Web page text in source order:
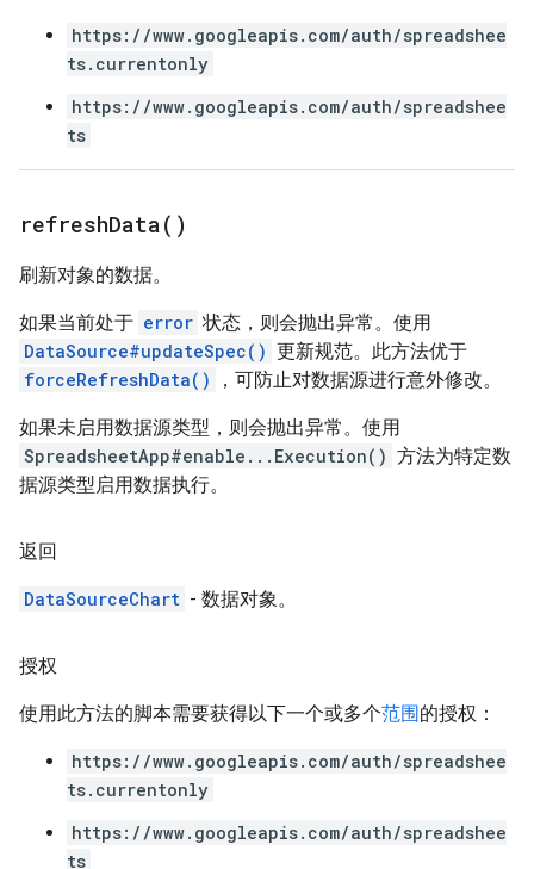
https://www.googleapis.com/auth/spreadshee
ts.currentonly
https://www.googleapis.com/auth/spreadshee
ts
refreshData( )
刷新对象的数据。
如果当前处于 error 状态，则会抛出异常。使用
DataSource#updateSpec() 更新规范。此方法优于
forceRefreshData()
，可防止对数据源进行意外修改。
如果未启用数据源类型，则会抛出异常。使用
SpreadsheetApp#enable...Execution() 方法为特定数
据源类型启用数据执行。
返回
DataSourceChart - 数据对象。
授权
使用此方法的脚本需要获得以下一个或多个范围的授权：
https://www.googleapis.com/auth/spreadshee
ts.currentonly
https://www.googleapis.com/auth/spreadshee
ts